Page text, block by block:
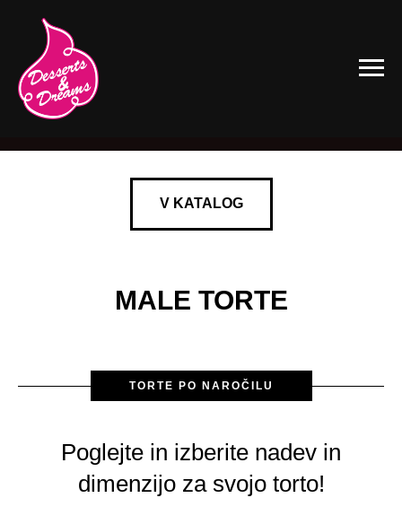
V KATALOG
MALE TORTE
TORTE PO NAROČILU
Poglejte in izberite nadev in
dimenzijo za svojo torto!